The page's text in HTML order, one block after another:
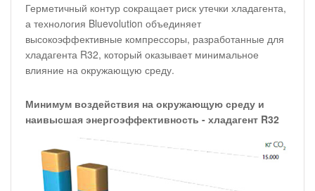
Герметичный контур сокращает риск утечки хладагента,
а технология Bluevolution объединяет
высокоэффективные компрессоры, разработанные для
хладагента R32, который оказывает минимальное
влияние на окружающую среду.
Минимум воздействия на окружающую среду и
наивысшая энергоэффективность - хладагент R32